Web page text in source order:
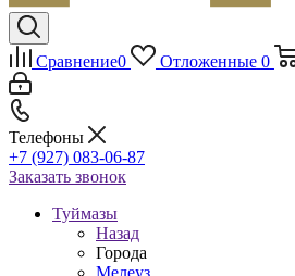
Сравнение0 Отложенные 0
Телефоны
+7 (927) 083-06-87
Заказать звонок
Туймазы
Назад
Города
Мелеуз